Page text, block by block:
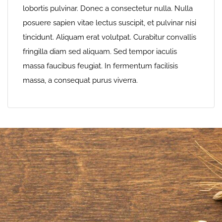
lobortis pulvinar. Donec a consectetur nulla. Nulla
posuere sapien vitae lectus suscipit, et pulvinar nisi
tincidunt. Aliquam erat volutpat. Curabitur convallis
fringilla diam sed aliquam. Sed tempor iaculis
massa faucibus feugiat. In fermentum facilisis
massa, a consequat purus viverra.